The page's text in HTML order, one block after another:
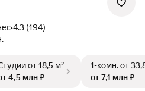
•4.3 (194)
от 18,5 м²
4,5 млн ₽
1-комн.от
от 7,1 млн ₽